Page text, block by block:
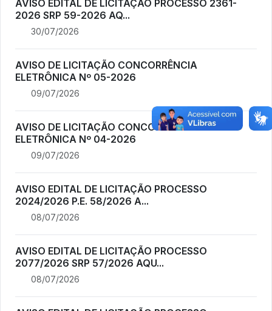
AVISO EDITAL DE LICITAÇÃO PROCESSO 2361-
2026 SRP 59-2026 AQ...
30/07/2026
AVISO DE LICITAÇÃO CONCORRÊNCIA
ELETRÔNICA Nº 05-2026
09/07/2026
AVISO DE LICITAÇÃO CONCORRÊNCIA
ELETRÔNICA Nº 04-2026
09/07/2026
AVISO EDITAL DE LICITAÇÃO PROCESSO
2024/2026 P.E. 58/2026 A...
08/07/2026
AVISO EDITAL DE LICITAÇÃO PROCESSO
2077/2026 SRP 57/2026 AQU...
08/07/2026